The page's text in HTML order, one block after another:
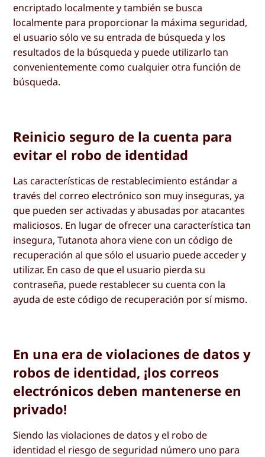
encriptado localmente y también se busca
localmente para proporcionar la máxima seguridad,
el usuario sólo ve su entrada de búsqueda y los
resultados de la búsqueda y puede utilizarlo tan
convenientemente como cualquier otra función de
búsqueda.
Reinicio seguro de la cuenta para
evitar el robo de identidad
Las características de restablecimiento estándar a
través del correo electrónico son muy inseguras, ya
que pueden ser activadas y abusadas por atacantes
maliciosos. En lugar de ofrecer una característica tan
insegura, Tutanota ahora viene con un código de
recuperación al que sólo el usuario puede acceder y
utilizar. En caso de que el usuario pierda su
contraseña, puede restablecer su cuenta con la
ayuda de este código de recuperación por sí mismo.
En una era de violaciones de datos y
robos de identidad, ¡los correos
electrónicos deben mantenerse en
privado!
Siendo las violaciones de datos y el robo de
identidad el riesgo de seguridad número uno para